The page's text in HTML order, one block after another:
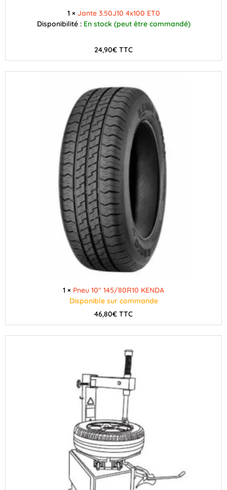
1 × Jante 3.50J10 4x100 ET0
Disponibilité : En stock (peut être commandé)
24,90€ TTC
1 × Pneu 10" 145/80R10 KENDA
Disponible sur commande
46,80€ TTC